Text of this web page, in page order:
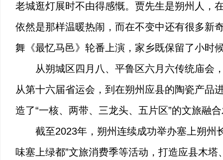
老城逛灯展时不由得感慨。贾先生是朔州人，
依然是那样温暖热闹，而在不变中还有很多新
舞《最忆马邑》轮番上演，家乡既保留了小时
从朔城区四月八、平鲁区六月六传统庙会
从第十六届省运会，到在朔州应县的陶瓷产
造了“一核、两带、三龙头、五片区”的文旅融
截至2023年，朔州连续成功举办塞上朔州
味塞上绿都”文旅消费季等活动，打造应县木